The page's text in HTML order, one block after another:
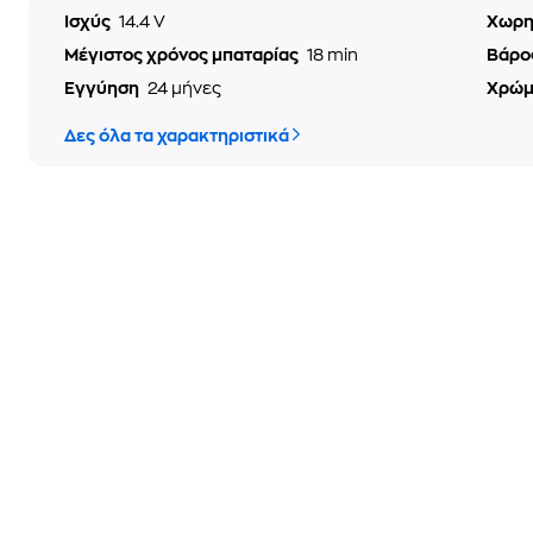
Ισχύς 14.4 V
Μέγιστος χρόνος μπαταρίας 18 min
Εγγύηση 24 μήνες
Δες όλα τα χαρακτηριστικά